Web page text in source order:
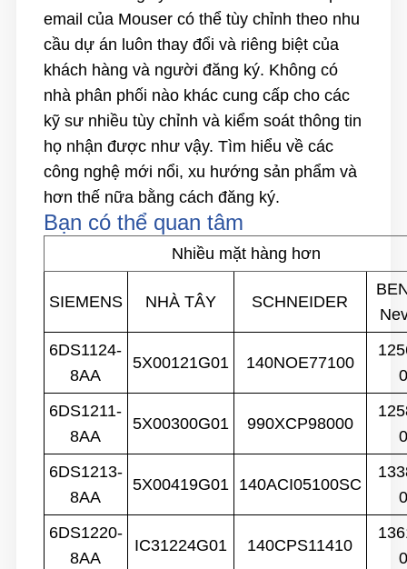
email của Mouser có thể tùy chỉnh theo nhu
cầu dự án luôn thay đổi và riêng biệt của
khách hàng và người đăng ký. Không có
nhà phân phối nào khác cung cấp cho các
kỹ sư nhiều tùy chỉnh và kiểm soát thông tin
họ nhận được như vậy. Tìm hiểu về các
công nghệ mới nổi, xu hướng sản phẩm và
hơn thế nữa bằng cách đăng ký.
Bạn có thể quan tâm
Nhiều mặt hàng hơn
SIEMENS NHÀ TÂY SCHNEIDER
6DS1124-
8AA
5X00121G01 140NOE77100
6DS1211-
8AA
5X00300G01 990XCP98000
6DS1213-
8AA
5X00419G01 140ACI05100SC
6DS1220-
8AA
IC31224G01 140CPS11410